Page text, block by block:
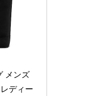
メンズ
ディー